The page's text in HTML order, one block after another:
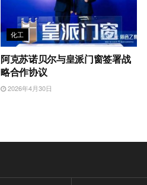
化工
阿克苏诺贝尔与皇派门窗签署战
略合作协议
2026年4月30日